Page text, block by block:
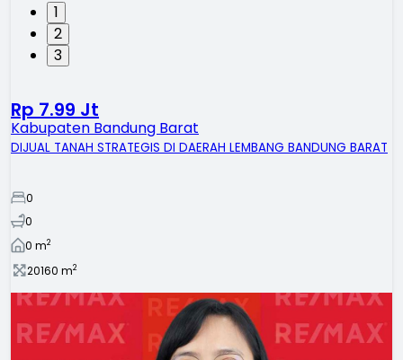
1
2
3
Rp 7.99 Jt
Kabupaten Bandung Barat
DIJUAL TANAH STRATEGIS DI DAERAH LEMBANG BANDUNG BARAT
0
0
0 m2
20160 m2